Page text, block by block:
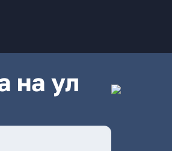
на ул